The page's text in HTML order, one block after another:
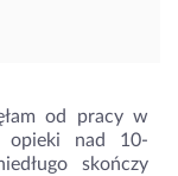
od pracy w
opieki nad 10-
skończy